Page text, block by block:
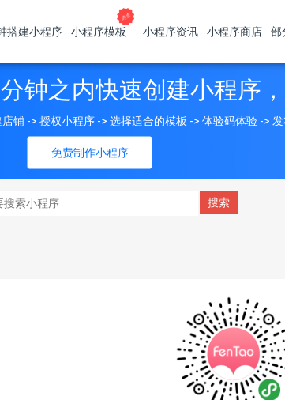
搭建小程序 小程序模板 小程序资讯 小程序商店 部
钟之内快速创建小程序
免费制作小程序
铺 -> 授权小程序 -> 选择适合的模板 -> 体验码体验 ->